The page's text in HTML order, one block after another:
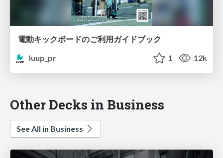
電動キックボードのご利用ガイドブック
luup_pr
1 12k
Other Decks in Business
See All in Business